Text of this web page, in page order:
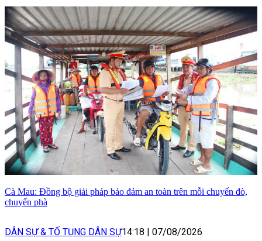
Cà Mau: Đồng bộ giải pháp bảo đảm an toàn trên mỗi chuyến đò,
chuyến phà
DÂN SỰ & TỐ TỤNG DÂN SỰ14:18 | 07/08/2026